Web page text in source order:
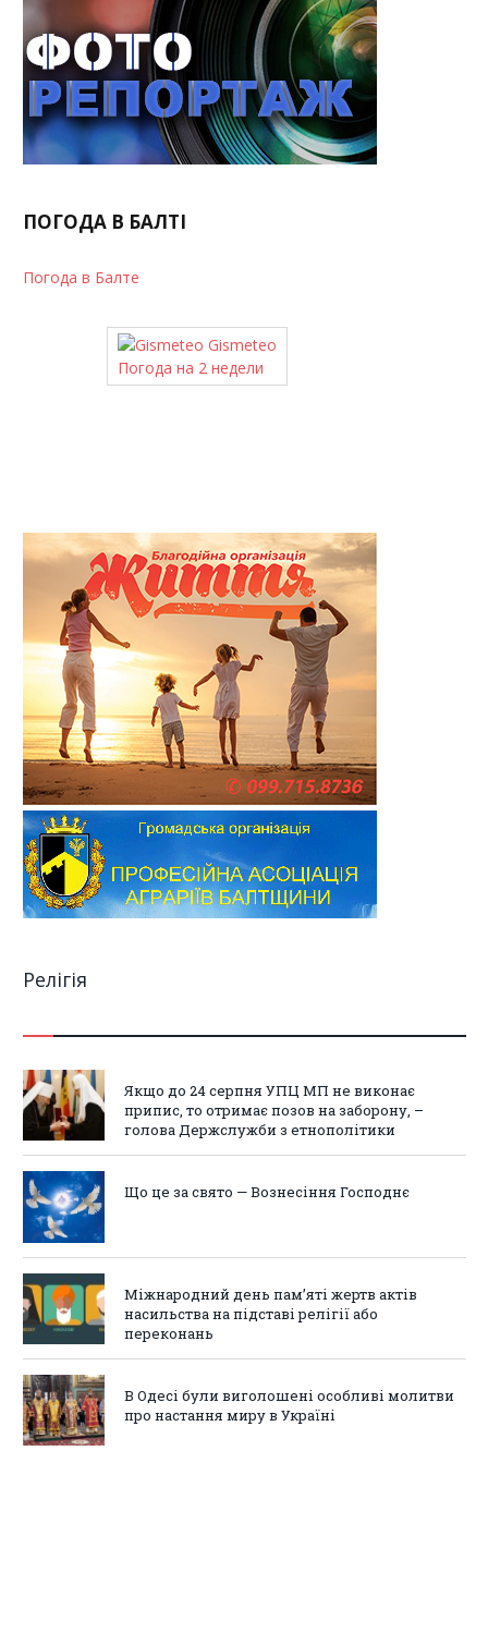
ПОГОДА В БАЛТІ
Погода в Балте
Gismeteo
Погода на 2 недели
Релігія
Якщо до 24 серпня УПЦ МП не виконає
припис, то отримає позов на заборону, –
голова Держслужби з етнополітики
Що це за свято — Вознесіння Господнє
Міжнародний день пам’яті жертв актів
насильства на підставі релігії або
переконань
В Одесі були виголошені особливі молитви
про настання миру в Україні